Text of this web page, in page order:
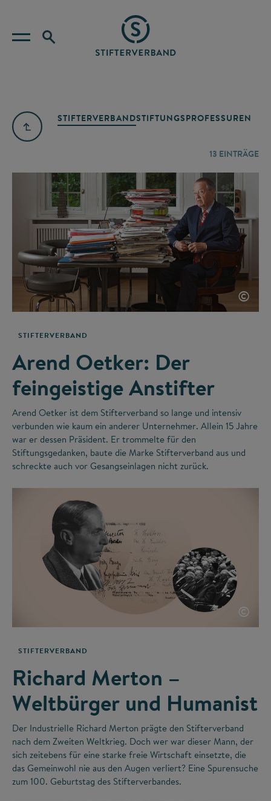
STIFTERVERBANDSTIFTUNGSPROFESSUREN
13 EINTRÄGE
©
STIFTERVERBAND
Arend Oetker: Der
feingeistige Anstifter
Arend Oetker ist dem Stifterverband so lange und intensiv
verbunden wie kaum ein anderer Unternehmer. Allein 15 Jahre
war er dessen Präsident. Er trommelte für den
Stiftungsgedanken, baute die Marke Stifterverband aus und
schreckte auch vor Gesangseinlagen nicht zurück.
©
STIFTERVERBAND
Richard Merton –
Weltbürger und Humanist
Der Industrielle Richard Merton prägte den Stifterverband
nach dem Zweiten Weltkrieg. Doch wer war dieser Mann, der
sich zeitebens für eine starke freie Wirtschaft einsetzte, die
das Gemeinwohl nie aus den Augen verliert? Eine Spurensuche
zum 100. Geburtstag des Stifterverbandes.